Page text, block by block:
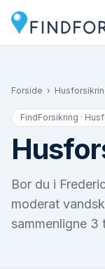
Forside ›
FindForsikring ·
Bor du i
moderat
sammenligne